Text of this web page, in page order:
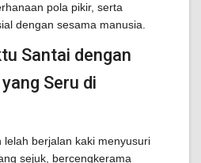
pola pikir, serta
dengan sesama manusia.
Santai dengan
Seru di
berjalan kaki menyusuri
sejuk, bercengkerama